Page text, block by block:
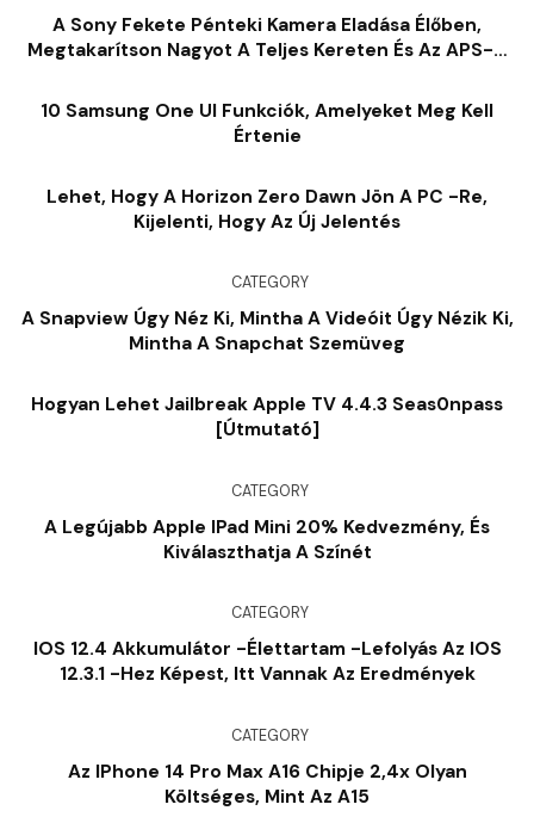
A Sony Fekete Pénteki Kamera Eladása Élőben,
Megtakarítson Nagyot A Teljes Kereten És Az APS-C
10 Samsung One UI Funkciók, Amelyeket Meg Kell
Értenie
Lehet, Hogy A Horizon Zero Dawn Jön A PC -re,
Kijelenti, Hogy Az Új Jelentés
CATEGORY
A Snapview Úgy Néz Ki, Mintha A Videóit Úgy Nézik Ki,
Mintha A Snapchat Szemüveg
Hogyan Lehet Jailbreak Apple TV 4.4.3 Seas0npass
[útmutató]
CATEGORY
A Legújabb Apple IPad Mini 20% Kedvezmény, És
Kiválaszthatja A Színét
CATEGORY
IOS 12.4 Akkumulátor -élettartam -lefolyás Az IOS
12.3.1 -hez Képest, Itt Vannak Az Eredmények
CATEGORY
Az IPhone 14 Pro Max A16 Chipje 2,4x Olyan
Költséges, Mint Az A15